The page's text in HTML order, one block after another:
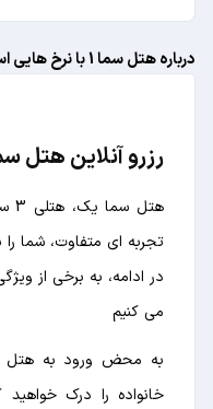
درباره هتل سما 1 با نرخ هایی استثنایی در خرید آنلاین
رزرو آنلاین هتل سما 1
تجربه ای متفاوت، شما
در ادامه، به برخی از
می کنیم
به محض ورود به
خانواده را درک